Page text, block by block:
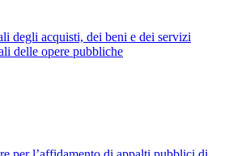
degli acquisti, dei beni e dei servizi
delle opere pubbliche